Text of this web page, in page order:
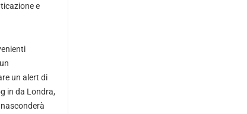
e
un alert di
in da Londra,